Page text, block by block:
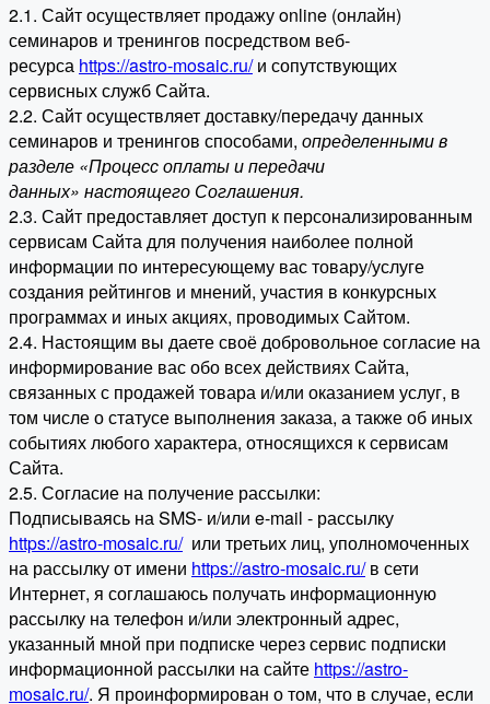
2.1. Сайт осуществляет продажу online (онлайн)
семинаров и тренингов посредством веб-
ресурса https://astro-mosaic.ru/и сопутствующих
сервисных служб Сайта.
2.2. Сайт осуществляет доставку/передачу данных
семинаров и тренингов способами, определенными в
разделе «Процесс оплаты и передачи
данных» настоящего Соглашения.
2.3. Сайт предоставляет доступ к персонализированным
сервисам Сайта для получения наиболее полной
информации по интересующему вас товару/услуге
создания рейтингов и мнений, участия в конкурсных
программах и иных акциях, проводимых Сайтом.
2.4. Настоящим вы даете своё добровольное согласие на
информирование вас обо всех действиях Сайта,
связанных с продажей товара и/или оказанием услуг, в
том числе о статусе выполнения заказа, а также об иных
событиях любого характера, относящихся к сервисам
Сайта.
2.5. Согласие на получение рассылки:
Подписываясь на SMS- и/или e-mail - рассылку
https://astro-mosaic.ru/или третьих лиц, уполномоченных
на рассылку от имени https://astro-mosaic.ru/в сети
Интернет, я соглашаюсь получать информационную
рассылку на телефон и/или электронный адрес,
указанный мной при подписке через сервис подписки
информационной рассылки на сайте https://astro-
mosaic.ru/. Я проинформирован о том, что в случае, если